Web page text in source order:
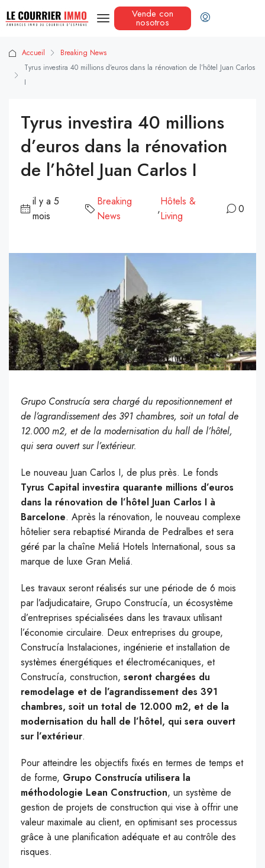
Vende con
nosotros
Accueil
Breaking News
Tyrus investira 40 millions d’euros dans la rénovation de l’hôtel Juan Carlos
I
Tyrus investira 40 millions
d’euros dans la rénovation
de l’hôtel Juan Carlos I
il y a 5
mois
Breaking
News
,
Hôtels &
Living
0
Grupo Construcía sera chargé du repositionnement et
de l’agrandissement des 391 chambres, soit un total de
12.000 m2, et de la modernisation du hall de l’hôtel,
qui sera ouvert sur l’extérieur.
Le nouveau Juan Carlos I, de plus près. Le fonds
Tyrus Capital investira quarante millions d’euros
dans la rénovation de l’hôtel Juan Carlos I à
Barcelone. Après la rénovation, le nouveau complexe
hôtelier sera rebaptisé Miranda de Pedralbes et sera
géré par la chaîne Meliá Hotels International, sous sa
marque de luxe Gran Meliá.
Les travaux seront réalisés sur une période de 6 mois
par l’adjudicataire, Grupo Construcía, un écosystème
d’entreprises spécialisées dans les travaux utilisant
l’économie circulaire. Deux entreprises du groupe,
Construcía Instalaciones, ingénierie et installation de
systèmes énergétiques et électromécaniques, et
Construcía, construction, seront chargées du
remodelage et de l’agrandissement des 391
chambres, soit un total de 12.000 m2, et de la
modernisation du hall de l’hôtel, qui sera ouvert
sur l’extérieur.
Pour atteindre les objectifs fixés en termes de temps et
de forme, Grupo Construcía utilisera la
méthodologie Lean Construction, un système de
gestion de projets de construction qui vise à offrir une
valeur maximale au client, en optimisant ses processus
grâce à une planification adéquate et au contrôle des
risques.